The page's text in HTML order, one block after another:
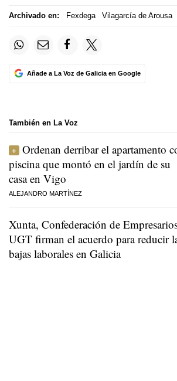
Archivado en: Fexdega Vilagarcía de Arousa
Añade a La Voz de Galicia en Google
También en La Voz
Ordenan derribar el apartamento
piscina que montó en el jardín de su
casa en Vigo
ALEJANDRO MARTÍNEZ
Xunta, Confederación de
UGT firman el acuerdo para reducir
bajas laborales en Galicia